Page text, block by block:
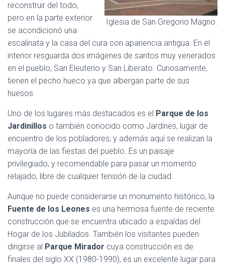
Iglesia de San Gregorio Magno.
reconstruir del todo,
pero en la parte exterior
se acondicionó una
escalinata y la casa del cura con apariencia antigua. En el
interior resguarda dos imágenes de santos muy venerados
en el pueblo; San Eleuterio y San Liberato. Curiosamente,
tienen el pecho hueco ya que albergan parte de sus
huesos.
Uno de los lugares más destacados es el Parque de los
Jardinillos o también conocido como Jardines, lugar de
encuentro de los pobladores; y además aquí se realizan la
mayoría de las fiestas del pueblo. Es un paisaje
privilegiado, y recomendable para pasar un momento
relajado, libre de cualquier tensión de la ciudad.
Aunque no puede considerarse un monumento histórico, la
Fuente de los Leones es una hermosa fuente de reciente
construcción que se encuentra ubicado a espaldas del
Hogar de los Jubilados. También los visitantes pueden
dirigirse al Parque Mirador cuya construcción es de
finales del siglo XX (1980-1990), es un excelente lugar para